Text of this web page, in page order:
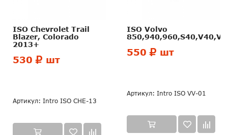
ISO Chevrolet Trail
Blazer, Colorado
2013+
530 шт
Артикул: Intro ISO CHE-13
ISO Volvo
550 шт
Артикул: Intro ISO VV-01